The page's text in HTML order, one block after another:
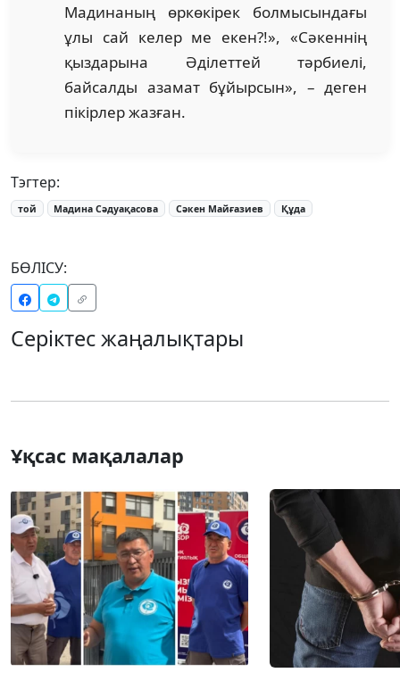
Мадинаның өркөкірек болмысындағы
ұлы сай келер ме екен?!», «Сәкеннің
қыздарына Әділеттей тәрбиелі,
байсалды азамат бұйырсын», – деген
пікірлер жазған.
Тэгтер:
той Мадина Сәдуақасова Сәкен Майғазиев Құда
БӨЛІСУ:
Серіктес жаңалықтары
Ұқсас мақалалар